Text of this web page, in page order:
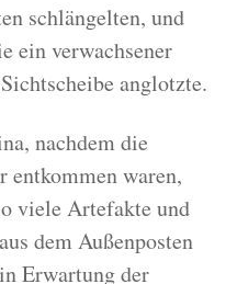
schlängelten, und
ein verwachsener
anglotzte.
nachdem die
entkommen waren,
viele Artefakte und
dem Außenposten
Erwartung der